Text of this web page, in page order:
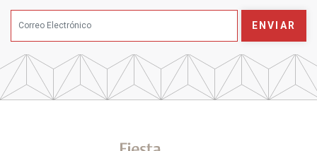
ENVIAR